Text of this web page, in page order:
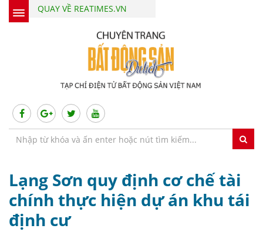
QUAY VỀ REATIMES.VN
Lạng Sơn quy định cơ chế tài
chính thực hiện dự án khu tái
định cư